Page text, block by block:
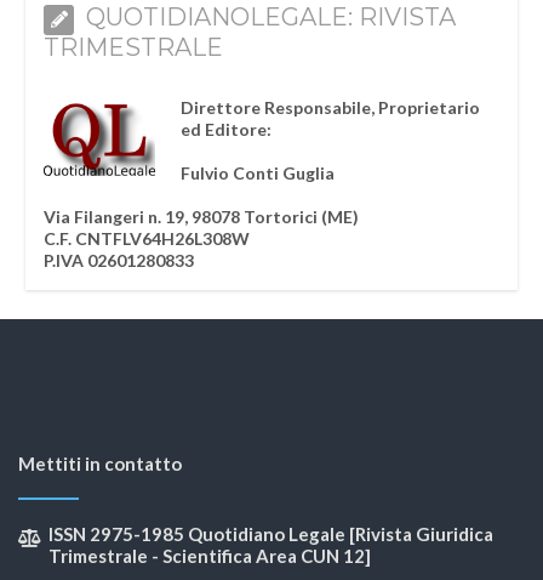
QUOTIDIANOLEGALE: RIVISTA
TRIMESTRALE
Direttore Responsabile, Proprietario
ed Editore:
Fulvio Conti Guglia
Via Filangeri n. 19, 98078 Tortorici (ME)
C.F. CNTFLV64H26L308W
P.IVA 02601280833
Mettiti in contatto
ISSN 2975-1985 Quotidiano Legale [Rivista Giuridica
Trimestrale - Scientifica Area CUN 12]